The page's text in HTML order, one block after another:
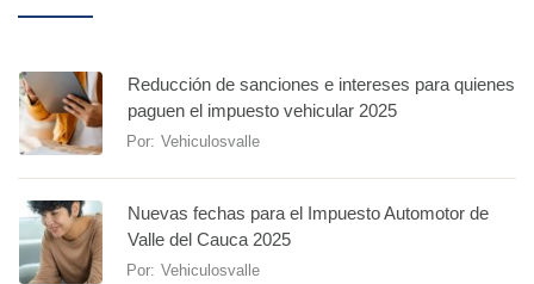
Reducción de sanciones e intereses para quienes
paguen el impuesto vehicular 2025
Por: Vehiculosvalle
Nuevas fechas para el Impuesto Automotor de
Valle del Cauca 2025
Por: Vehiculosvalle